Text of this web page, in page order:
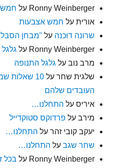
Ronny Weinberger על חמש
אורית על חמש אצבעות
שרונה דוכנה על "מבחן
Ronny Weinberger על
מרב נוב על גלגל התנופה
שלגית שחר על
10 שאלות
העובדים שלהם
איריס על התחלנו…
מירב על פרדוקס סטוקדייל
יעקב קובי זהר על התחלנו…
שחר שגב על התחלנו…
Ronny Weinberger על בכל